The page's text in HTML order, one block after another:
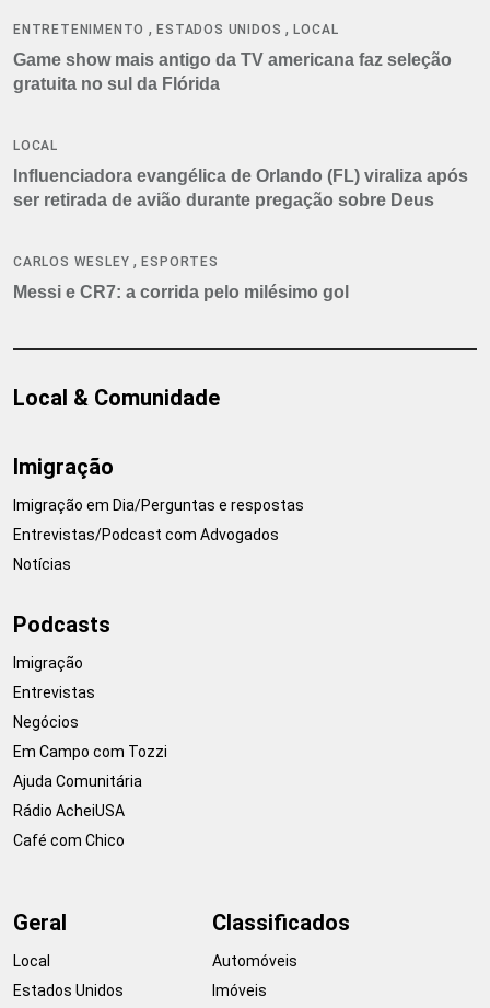
ENTRETENIMENTO ,ESTADOS UNIDOS ,LOCAL
Game show mais antigo da TV americana faz seleção
gratuita no sul da Flórida
LOCAL
Influenciadora evangélica de Orlando (FL) viraliza após
ser retirada de avião durante pregação sobre Deus
CARLOS WESLEY ,ESPORTES
Messi e CR7: a corrida pelo milésimo gol
Local & Comunidade
Imigração
Imigração em Dia/Perguntas e respostas
Entrevistas/Podcast com Advogados
Notícias
Podcasts
Imigração
Entrevistas
Negócios
Em Campo com Tozzi
Ajuda Comunitária
Rádio AcheiUSA
Café com Chico
Geral
Local
Estados Unidos
Classificados
Automóveis
Imóveis